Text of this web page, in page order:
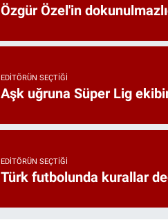
Özgür Özel'in
EDITÖRÜN SEÇTIĞI
Aşk uğruna Süper Lig
EDITÖRÜN SEÇTIĞI
Türk futbolunda kurallar